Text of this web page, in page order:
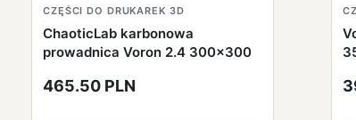
CZĘŚCI DO DRUKAREK 3D
ChaoticLab karbonowa
prowadnica Voron 2.4 300x300
465.50 PLN